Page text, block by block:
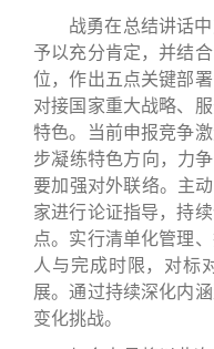
战勇在总结讲话
予以充分肯定，并结
位，作出五点关键部
对接国家重大战略、
特色。当前申报竞争
步凝练特色方向，力
要加强对外联络。主
家进行论证指导，持
点。实行清单化管理
人与完成时限，对标
展。通过持续深化内
变化挑战。